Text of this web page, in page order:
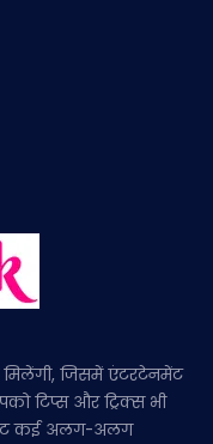
जिसमें एंटरटेनमेंट
टिप्स और ट्रिक्स भी
कई अलग-अलग